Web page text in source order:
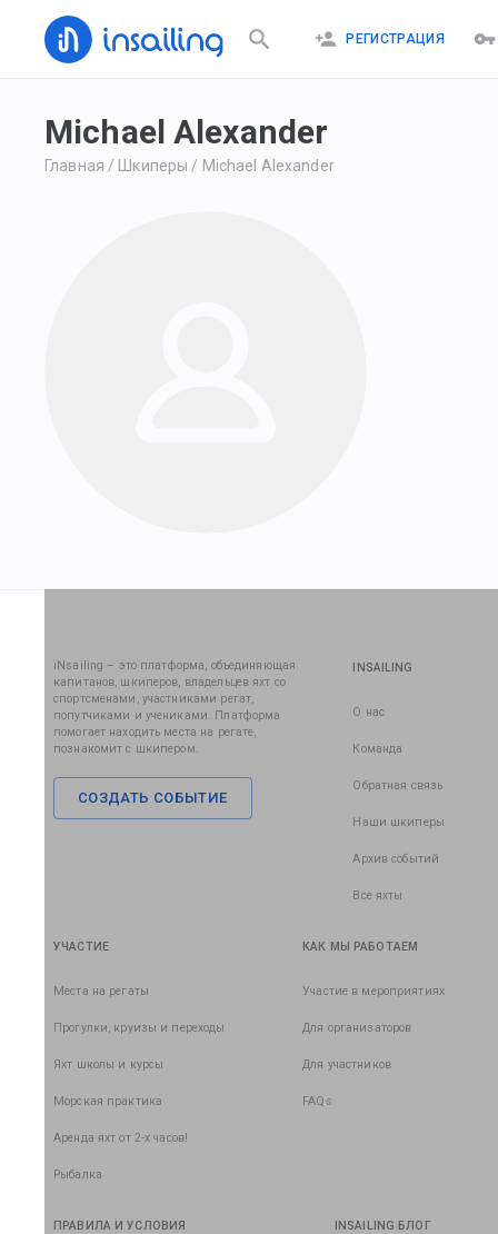
РЕГИСТРАЦИЯ
Michael Alexander
Главная / Шкиперы / Michael Alexander
iNsailing – это платформа, объединяющая
капитанов, шкиперов, владельцев яхт со
спортсменами, участниками регат,
попутчиками и учениками. Платформа
помогает находить места на регате,
познакомит с шкипером.
СОЗДАТЬ СОБЫТИЕ
INSAILING
О нас
Команда
Обратная связь
Наши шкиперы
Архив событий
Все яхты
УЧАСТИЕ
Места на регаты
Прогулки, круизы и переходы
Яхт школы и курсы
Морская практика
Аренда яхт от 2-х часов!
Рыбалка
КАК МЫ РАБОТАЕМ
Участие в мероприятиях
Для организаторов
Для участников
FAQs
ПРАВИЛА И УСЛОВИЯ INSAILING БЛОГ